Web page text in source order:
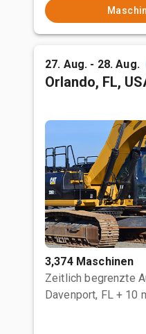
27. Aug. - 28. Aug.
Orlando, FL,
3,374 Maschinen
Zeitlich begrenzte
Davenport, FL + 10